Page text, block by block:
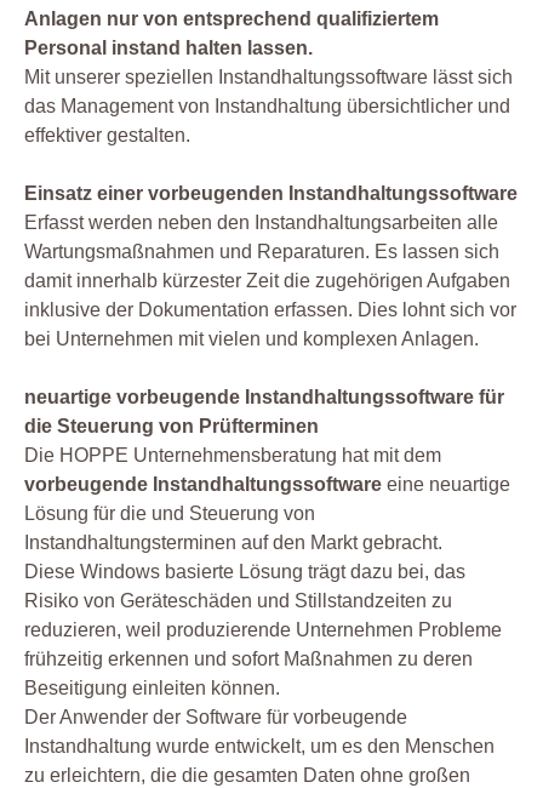
Anlagen nur von entsprechend qualifiziertem
Personal instand halten lassen.
Mit unserer speziellen Instandhaltungssoftware lässt sich
das Management von Instandhaltung übersichtlicher und
effektiver gestalten.
Einsatz einer vorbeugenden Instandhaltungssoftware
Erfasst werden neben den Instandhaltungsarbeiten alle
Wartungsmaßnahmen und Reparaturen. Es lassen sich
damit innerhalb kürzester Zeit die zugehörigen Aufgaben
inklusive der Dokumentation erfassen. Dies lohnt sich vor
bei Unternehmen mit vielen und komplexen Anlagen.
neuartige vorbeugende Instandhaltungssoftware für
die Steuerung von Prüfterminen
Die HOPPE Unternehmensberatung hat mit dem
vorbeugende Instandhaltungssoftware eine neuartige
Lösung für die und Steuerung von
Instandhaltungsterminen auf den Markt gebracht.
Diese Windows basierte Lösung trägt dazu bei, das
Risiko von Geräteschäden und Stillstandzeiten zu
reduzieren, weil produzierende Unternehmen Probleme
frühzeitig erkennen und sofort Maßnahmen zu deren
Beseitigung einleiten können.
Der Anwender der Software für vorbeugende
Instandhaltung wurde entwickelt, um es den Menschen
zu erleichtern, die die gesamten Daten ohne großen